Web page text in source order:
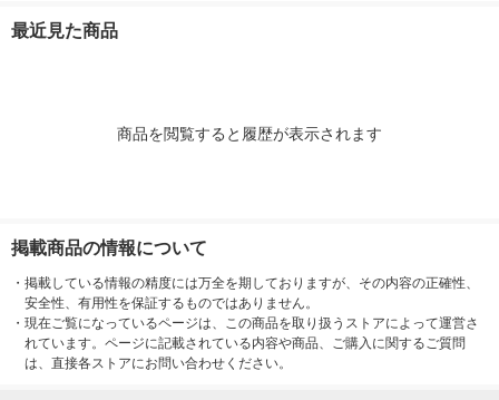
最近見た商品
商品を閲覧すると履歴が表示されます
掲載商品の情報について
・ 掲載している情報の精度には万全を期しておりますが、その内容の正確性、
安全性、有用性を保証するものではありません。
・ 現在ご覧になっているページは、この商品を取り扱うストアによって運営さ
れています。ページに記載されている内容や商品、ご購入に関するご質問
は、直接各ストアにお問い合わせください。